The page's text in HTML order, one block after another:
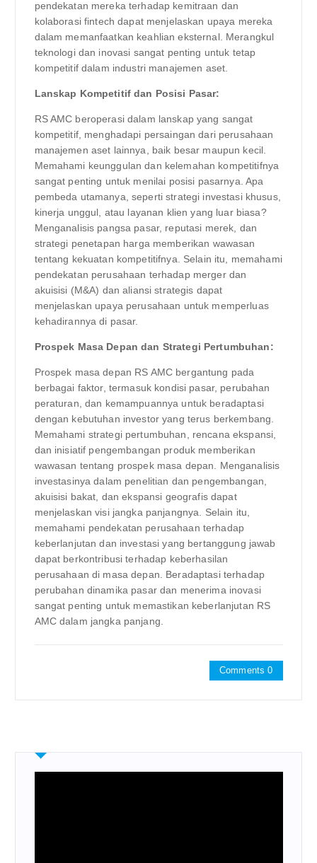
pendekatan mereka terhadap kemitraan dan
kolaborasi fintech dapat menjelaskan upaya mereka
dalam memanfaatkan keahlian eksternal. Merangkul
teknologi dan inovasi sangat penting untuk tetap
kompetitif dalam industri manajemen aset.
Lanskap Kompetitif dan Posisi Pasar:
RS AMC beroperasi dalam lanskap yang sangat
kompetitif, menghadapi persaingan dari perusahaan
manajemen aset lainnya, baik besar maupun kecil.
Memahami keunggulan dan kelemahan kompetitifnya
sangat penting untuk menilai posisi pasarnya. Apa
pembeda utamanya, seperti strategi investasi khusus,
kinerja unggul, atau layanan klien yang luar biasa?
Menganalisis pangsa pasar, reputasi merek, dan
strategi penetapan harga memberikan wawasan
tentang kekuatan kompetitifnya. Selain itu, memahami
pendekatan perusahaan terhadap merger dan
akuisisi (M&A) dan aliansi strategis dapat
menjelaskan upaya perusahaan untuk memperluas
kehadirannya di pasar.
Prospek Masa Depan dan Strategi Pertumbuhan:
Prospek masa depan RS AMC bergantung pada
berbagai faktor, termasuk kondisi pasar, perubahan
peraturan, dan kemampuannya untuk beradaptasi
dengan kebutuhan investor yang terus berkembang.
Memahami strategi pertumbuhan, rencana ekspansi,
dan inisiatif pengembangan produk memberikan
wawasan tentang prospek masa depan. Menganalisis
investasinya dalam penelitian dan pengembangan,
akuisisi bakat, dan ekspansi geografis dapat
menjelaskan visi jangka panjangnya. Selain itu,
memahami pendekatan perusahaan terhadap
keberlanjutan dan investasi yang bertanggung jawab
dapat berkontribusi terhadap keberhasilan
perusahaan di masa depan. Beradaptasi terhadap
perubahan dinamika pasar dan menerima inovasi
sangat penting untuk memastikan keberlanjutan RS
AMC dalam jangka panjang.
Comments 0